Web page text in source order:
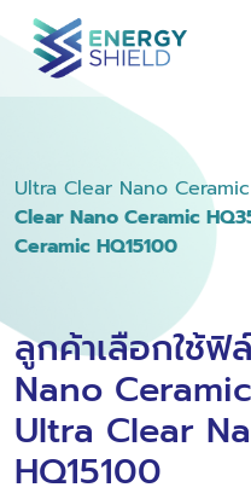
Ultra Clear Nano
Clear Nano Ceramic
Ceramic HQ15100
ลูกค้าเลือกใช้
Nano
Ultra Clear
HQ15100